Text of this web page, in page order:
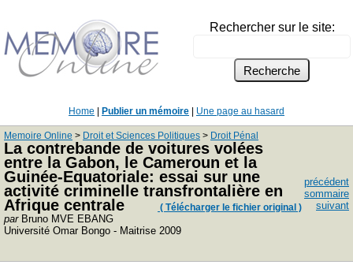
Rechercher sur le site:
Home Publier un mémoire Une page au hasard
Memoire Online > Droit et Sciences Politiques > Droit Pénal
La contrebande de voitures volées
entre la Gabon, le Cameroun et la
Guinée-Equatoriale: essai sur une
activité criminelle transfrontalière en
Afrique centrale
( Télécharger le fichier original )
parBruno MVE EBANG
Université Omar Bongo - Maitrise 2009
précédent
sommaire
suivant